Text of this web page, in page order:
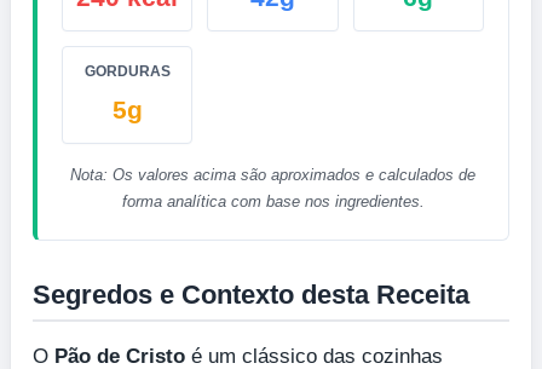
GORDURAS
5g
Nota: Os valores acima são aproximados e calculados de
forma analítica com base nos ingredientes.
Segredos e Contexto desta Receita
O Pão de Cristo é um clássico das cozinhas